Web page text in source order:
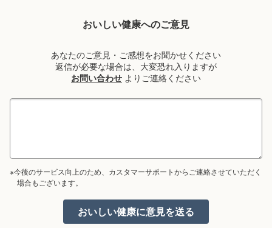
おいしい健康へのご意見
あなたのご意見・ご感想をお聞かせください
返信が必要な場合は、大変恐れ入りますが
お問い合わせ よりご連絡ください
※今後のサービス向上のため、カスタマーサポートからご連絡させていただく
場合もございます。